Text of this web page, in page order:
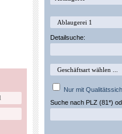
Detailsuche:
Nur mit
Suche nach PLZ (81*)